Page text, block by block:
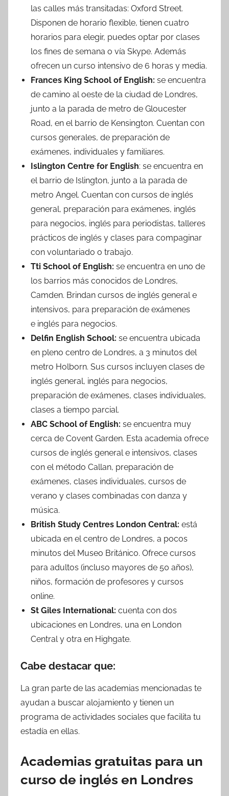
las calles más transitadas: Oxford Street.
Disponen de horario flexible, tienen cuatro
horarios para elegir, puedes optar por clases
los fines de semana o vía Skype. Además
ofrecen un curso intensivo de 6 horas y media.
Frances King School of English: se encuentra
de camino al oeste de la ciudad de Londres,
junto a la parada de metro de Gloucester
Road, en el barrio de Kensington. Cuentan con
cursos generales, de preparación de
exámenes, individuales y familiares.
Islington Centre for English: se encuentra en
el barrio de Islington, junto a la parada de
metro Angel. Cuentan con cursos de inglés
general, preparación para exámenes, inglés
para negocios, inglés para periodistas, talleres
prácticos de inglés y clases para compaginar
con voluntariado o trabajo.
Tti School of English: se encuentra en uno de
los barrios más conocidos de Londres,
Camden. Brindan cursos de inglés general e
intensivos, para preparación de exámenes
e inglés para negocios.
Delfin English School: se encuentra ubicada
en pleno centro de Londres, a 3 minutos del
metro Holborn. Sus cursos incluyen clases de
inglés general, inglés para negocios,
preparación de exámenes, clases individuales,
clases a tiempo parcial.
ABC School of English: se encuentra muy
cerca de Covent Garden. Esta academia ofrece
cursos de inglés general e intensivos, clases
con el método Callan, preparación de
exámenes, clases individuales, cursos de
verano y clases combinadas con danza y
música.
British Study Centres London Central: está
ubicada en el centro de Londres, a pocos
minutos del Museo Británico. Ofrece cursos
para adultos (incluso mayores de 50 años),
niños, formación de profesores y cursos
online.
St Giles International: cuenta con dos
ubicaciones en Londres, una en London
Central y otra en Highgate.
Cabe destacar que:
La gran parte de las academias mencionadas te
ayudan a buscar alojamiento y tienen un
programa de actividades sociales que facilita tu
estadía en ellas.
Academias gratuitas para un
curso de inglés en Londres